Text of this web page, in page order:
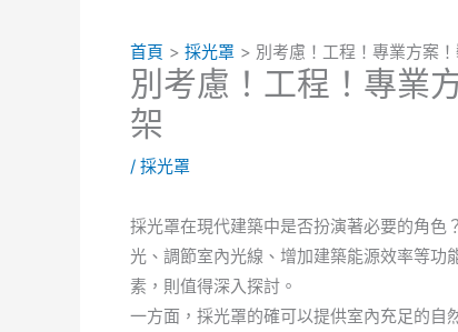
首頁 採光罩 別考慮！工程！專業方案
別考慮！工程！專業
架
/ 採光罩
採光罩在現代建築中是否扮演著必要的角色
光、調節室內光線、增加建築能源效率等
素，則值得深入探討。
一方面，採光罩的確可以提供室內充足的自